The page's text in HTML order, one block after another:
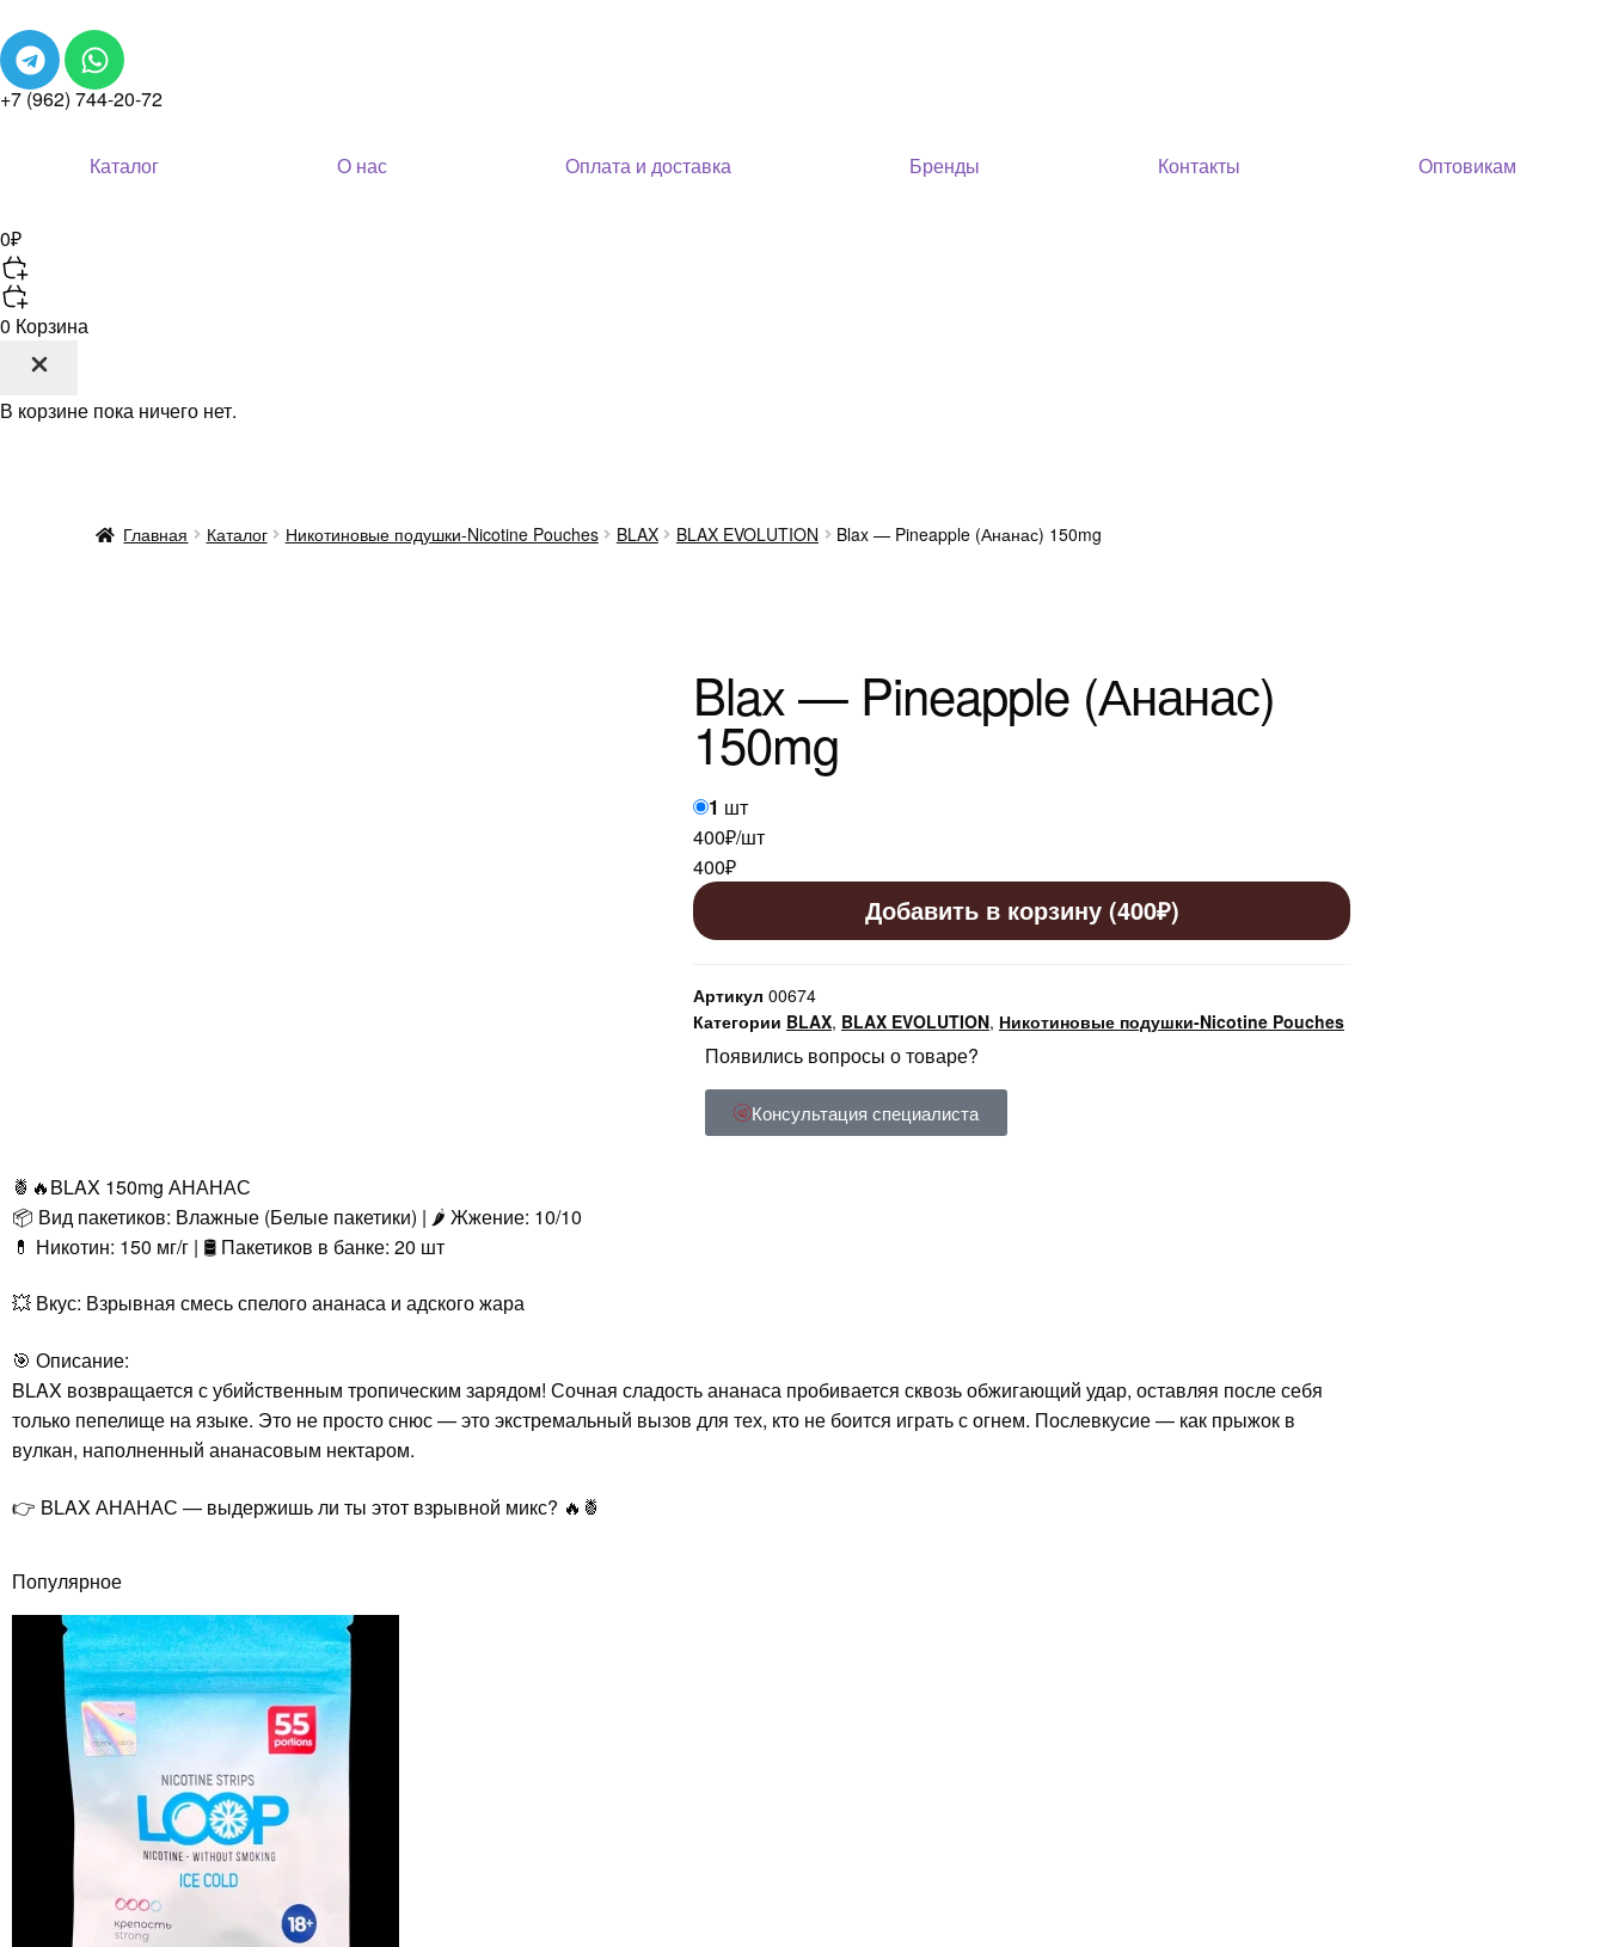
+7 (962) 744-20-72
Каталог О нас Оплата и доставка Бренды Контакты Оптовикам
0₽
0 Корзина
В корзине пока ничего нет.
Главная Каталог Никотиновые подушки-Nicotine Pouches BLAX BLAX EVOLUTION Blax — Pineapple (Ананас) 150mg
Blax — Pineapple (Ананас)
150mg
1 шт
400₽/шт
400₽
Добавить в корзину (400₽)
Артикул 00674
Категории BLAX, BLAX EVOLUTION, Никотиновые подушки-Nicotine Pouches
Появились вопросы о товаре?
Консультация специалиста
🍍🔥BLAX 150mg АНАНАС
📦 Вид пакетиков: Влажные (Белые пакетики) | 🌶️ Жжение: 10/10
💊 Никотин: 150 мг/г | 🛢️ Пакетиков в банке: 20 шт
💥 Вкус: Взрывная смесь спелого ананаса и адского жара
🎯 Описание:
BLAX возвращается с убийственным тропическим зарядом! Сочная сладость ананаса пробивается сквозь обжигающий удар, оставляя после себя
только пепелище на языке. Это не просто снюс — это экстремальный вызов для тех, кто не боится играть с огнем. Послевкусие — как прыжок в
вулкан, наполненный ананасовым нектаром.
👉 BLAX АНАНАС — выдержишь ли ты этот взрывной микс? 🔥🍍
Популярное